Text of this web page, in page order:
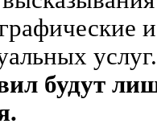
услуг.
будут